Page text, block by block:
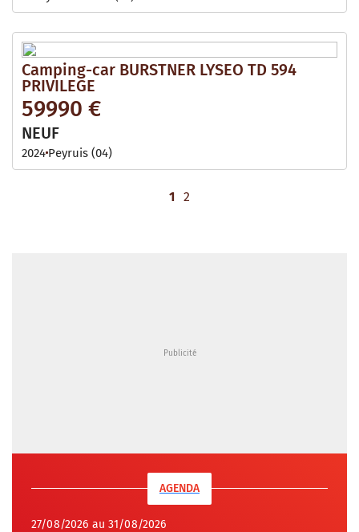
Camping-car BURSTNER LYSEO TD 594
PRIVILEGE
59990 €
NEUF
2024 Peyruis (04)
1 2
AGENDA
27/08/2026 au 31/08/2026